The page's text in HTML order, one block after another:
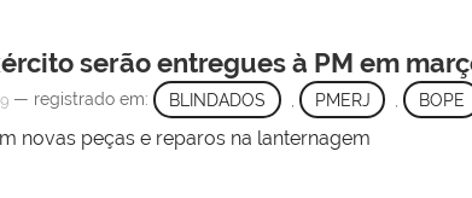
serão entregues à PM em
— registrado em: BLINDADOS PMERJ , BOPE
novas peças e reparos na lanternagem